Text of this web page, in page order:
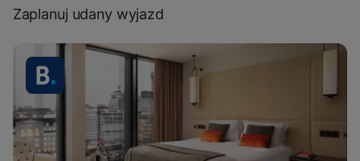
Zaplanuj udany wyjazd